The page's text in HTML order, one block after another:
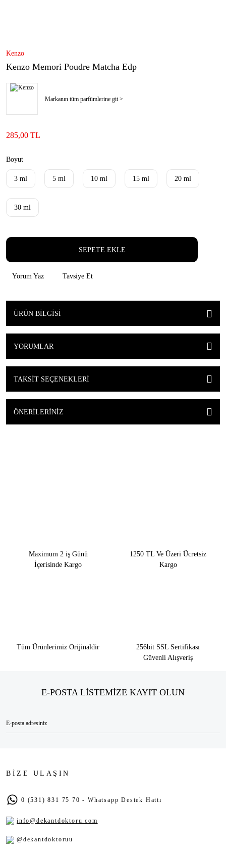
Kenzo
Kenzo Memori Poudre Matcha Edp
Markanın tüm parfümlerine git >
285,00 TL
Boyut
3 ml 5 ml 10 ml 15 ml 20 ml
30 ml
SEPETE EKLE
Yorum Yaz Tavsiye Et
ÜRÜN BILGISI
YORUMLAR
TAKSIT SEÇENEKLERI
ÖNERILERINIZ
Maximum 2 iş Günü
İçerisinde Kargo
1250 TL Ve Üzeri Ücretsiz
Kargo
Tüm Ürünlerimiz Orijinaldir
256bit SSL Sertifikası
Güvenli Alışveriş
E-POSTA LİSTEMİZE KAYIT OLUN
BİZE ULAŞIN
0 (531) 831 75 70 - Whatsapp Destek Hattı
info@dekantdoktoru.com
@dekantdoktoruu